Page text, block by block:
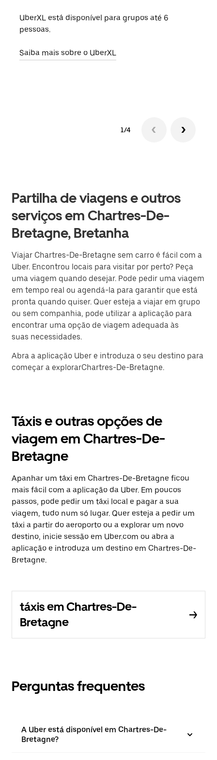
UberXL está disponível para grupos até 6
pessoas.
Saiba mais sobre o UberXL
1/4
Partilha de viagens e outros
serviços em Chartres-De-
Bretagne, Bretanha
Viajar Chartres-De-Bretagne sem carro é fácil com a
Uber. Encontrou locais para visitar por perto? Peça
uma viagem quando desejar. Pode pedir uma viagem
em tempo real ou agendá-la para garantir que está
pronta quando quiser. Quer esteja a viajar em grupo
ou sem companhia, pode utilizar a aplicação para
encontrar uma opção de viagem adequada às
suas necessidades.
Abra a aplicação Uber e introduza o seu destino para
começar a explorarChartres-De-Bretagne.
Táxis e outras opções de
viagem em Chartres-De-
Bretagne
Apanhar um táxi em Chartres-De-Bretagne ficou
mais fácil com a aplicação da Uber. Em poucos
passos, pode pedir um táxi local e pagar a sua
viagem, tudo num só lugar. Quer esteja a pedir um
táxi a partir do aeroporto ou a explorar um novo
destino, inicie sessão em Uber.com ou abra a
aplicação e introduza um destino em Chartres-De-
Bretagne.
táxis em Chartres-De-
Bretagne
Perguntas frequentes
A Uber está disponível em Chartres-De-
Bretagne?